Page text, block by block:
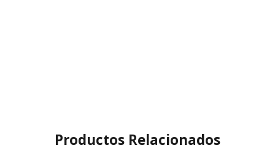
Productos Relacionados